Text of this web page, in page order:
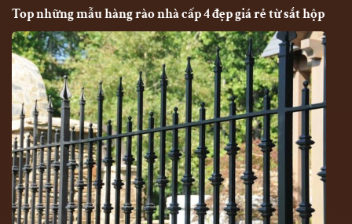
Top những mẫu hàng rào nhà cấp 4 đẹp giá rẻ từ sắt hộp